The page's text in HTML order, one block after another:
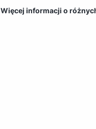
Więcej informacji o